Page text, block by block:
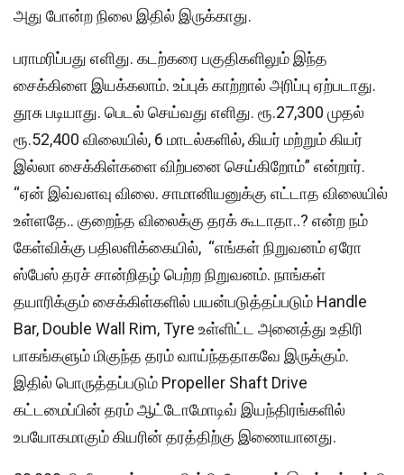
அது போன்ற நிலை இதில் இருக்காது.
பராமரிப்பது எளிது. கடற்கரை பகுதிகளிலும் இந்த
சைக்கிளை இயக்கலாம். உப்புக் காற்றால் அரிப்பு ஏற்படாது.
தூசு படியாது. பெடல் செய்வது எளிது. ரூ.27,300 முதல்
ரூ.52,400 விலையில், 6 மாடல்களில், கியர் மற்றும் கியர்
இல்லா சைக்கிள்களை விற்பனை செய்கிறோம்” என்றார்.
“ஏன் இவ்வளவு விலை. சாமானியனுக்கு எட்டாத விலையில்
உள்ளதே.. குறைந்த விலைக்கு தரக் கூடாதா..? என்ற நம்
கேள்விக்கு பதிலளிக்கையில், “எங்கள் நிறுவனம் ஏரோ
ஸ்பேஸ் தரச் சான்றிதழ் பெற்ற நிறுவனம். நாங்கள்
தயாரிக்கும் சைக்கிள்களில் பயன்படுத்தப்படும் Handle
Bar, Double Wall Rim, Tyre உள்ளிட்ட அனைத்து உதிரி
பாகங்களும் மிகுந்த தரம் வாய்ந்ததாகவே இருக்கும்.
இதில் பொருத்தப்படும் Propeller Shaft Drive
கட்டமைப்பின் தரம் ஆட்டோமோடிவ் இயந்திரங்களில்
உபயோகமாகும் கியரின் தரத்திற்கு இணையானது.